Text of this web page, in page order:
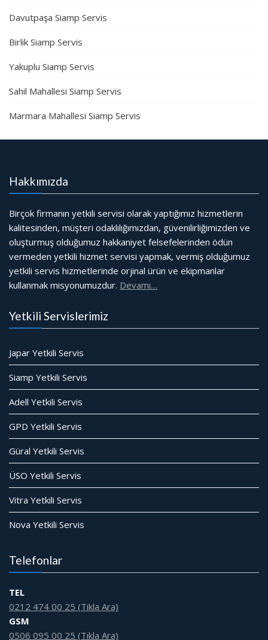
Davutpaşa Siamp Servis
Birlik Siamp Servis
Yakuplu Siamp Servis
Sahil Mahallesi Siamp Servis
Marmara Mahallesi Siamp Servis
Hakkımızda
Birçok firmanın yetkili servisi olarak yaptığımız hizmetlerin
kalitesinden, müşteri odaklılığımızdan, güvenilirliğimizden ve
oluşturmuş olduğumuz hakkaniyet felsefelerinden ödün
vermeden yetkili hizmet servisi yapmak, vermiş olduğumuz
yetkili servis hizmetlerinde orjinal ürün ve ekipmanlar
kullanmak misyonumuzdur. Devamı…
Yetkili Servislerimiz
Japar Yetkili Servis
Siamp Yetkili Servis
Adell Yetkili Servis
GPD Yetkili Servis
Güral Yetkili Servis
ÜSO Yetkili Servis
Vitra Yetkili Servis
Nova Yetkili Servis
Telefonlar
TEL
0212 474 00 25 (Tıkla Ara)
GSM
0506 095 00 25 (Tıkla Ara)